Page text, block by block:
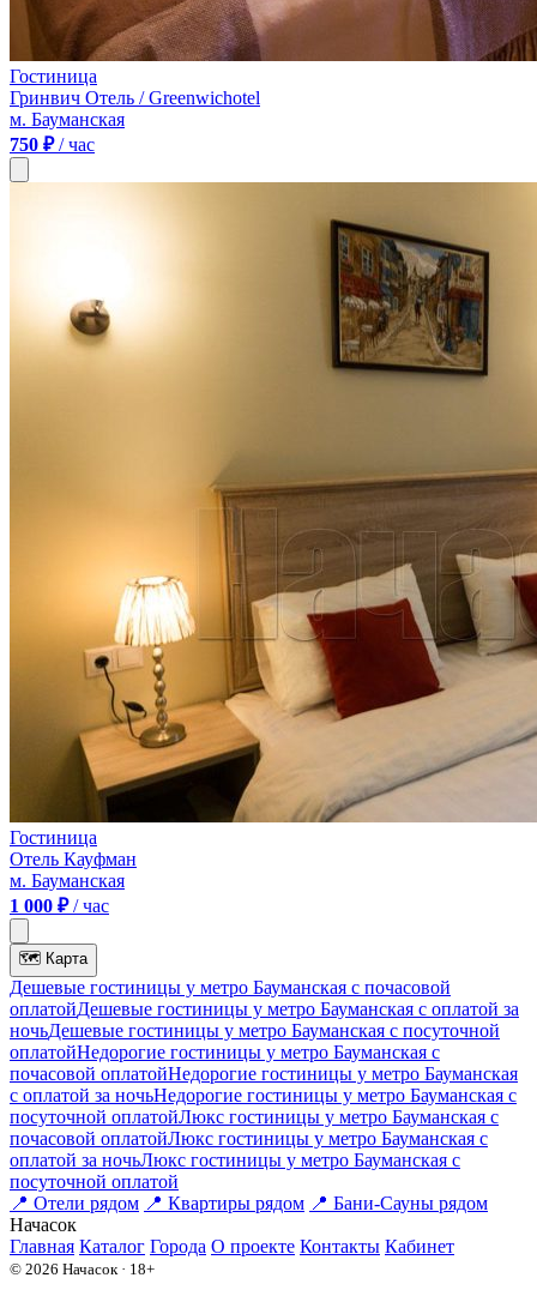
Гостиница
Гринвич Отель / Greenwichotel
м. Бауманская
750 ₽/ час
Гостиница
Отель Кауфман
м. Бауманская
1 000 ₽/ час
🗺 Карта
Дешевые гостиницы у метро Бауманская c почасовой
оплатойДешевые гостиницы у метро Бауманская с оплатой за
ночьДешевые гостиницы у метро Бауманская c посуточной
оплатойНедорогие гостиницы у метро Бауманская c
почасовой оплатойНедорогие гостиницы у метро Бауманская
с оплатой за ночьНедорогие гостиницы у метро Бауманская c
посуточной оплатойЛюкс гостиницы у метро Бауманская c
почасовой оплатойЛюкс гостиницы у метро Бауманская с
оплатой за ночьЛюкс гостиницы у метро Бауманская c
посуточной оплатой
📍 Отели рядом 📍 Квартиры рядом 📍 Бани-Сауны рядом
Начасок
Главная Каталог Города О проекте Контакты Кабинет
© 2026 Начасок · 18+